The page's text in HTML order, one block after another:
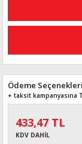
Ödeme Seçenekleri
+ taksit kampanyasına
433,47 TL
KDV DAHİL